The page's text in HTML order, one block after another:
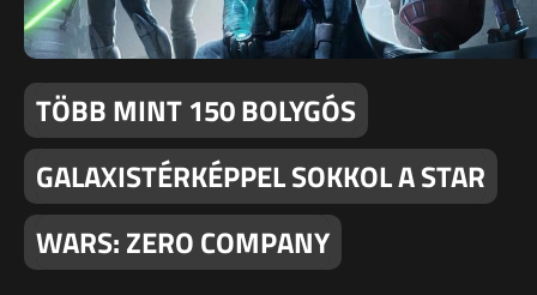
TÖBB MINT 150 BOLYGÓS
GALAXISTÉRKÉPPEL SOKKOL A STAR
WARS: ZERO COMPANY